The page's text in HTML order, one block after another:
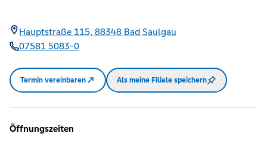
Hauptstraße 115, 88348 Bad Saulgau
07581 5083-0
Termin vereinbaren Als meine Filiale speichern
Öffnungszeiten